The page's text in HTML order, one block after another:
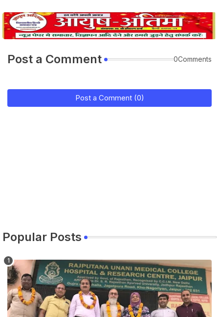
Post a Comment 0Comments
Post a Comment (0)
Popular Posts